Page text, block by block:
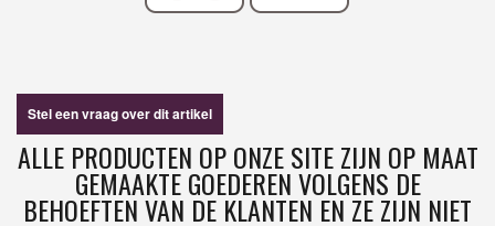
Stel een vraag over dit artikel
ALLE PRODUCTEN OP ONZE SITE ZIJN OP MAAT
GEMAAKTE GOEDEREN VOLGENS DE
BEHOEFTEN VAN DE KLANTEN EN ZE ZIJN NIET